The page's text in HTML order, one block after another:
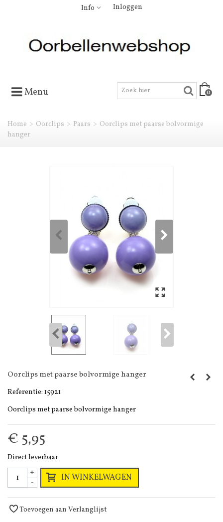
Info Inloggen
Menu 0
Home > Oorclips > Paars > Oorclips met paarse bolvormige
hanger
Oorclips met paarse bolvormige hanger
Referentie: 15921
Oorclips met paarse bolvormige hanger
€ 5,95
Direct leverbaar
-
+ IN WINKELWAGEN
Toevoegen aan Verlanglijst